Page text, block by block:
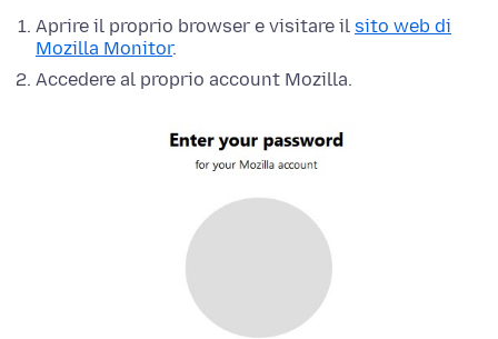
Aprire il proprio browser e visitare il sito web di
Mozilla Monitor.
Accedere al proprio account Mozilla.